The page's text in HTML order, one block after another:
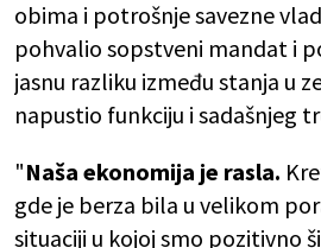
obima i potrošnje savezne
pohvalio sopstveni mandat i
jasnu razliku između stanja u
napustio funkciju i sadašnjeg
"Naša ekonomija je rasla.
gde je berza bila u velikom
situaciji u kojoj smo pozitivno